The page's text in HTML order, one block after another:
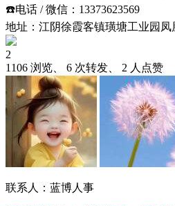
☎️电话 / 微信：13373623569
地址：江阴徐霞客镇璜塘工业园凤
2
1106 浏览、 6 次转发、 2 人点赞
联系人：蓝博人事